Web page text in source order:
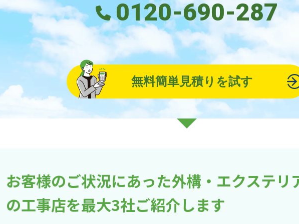
0120-690-287
無料簡単見積りを試す
お客様のご状況にあった外構・エクステリ
の工事店を最大3社ご紹介します